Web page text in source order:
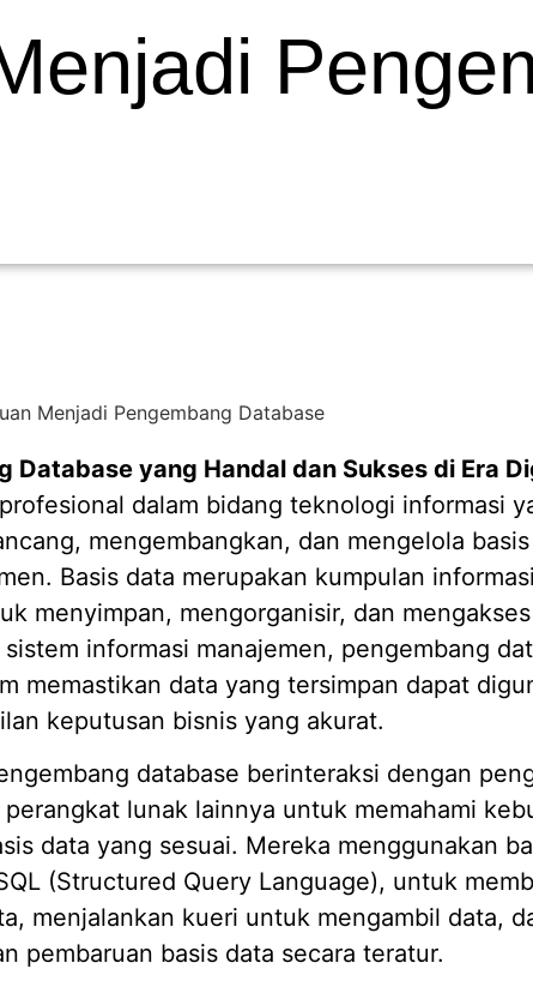
Database yang Handal dan Sukses di Era
dalam bidang teknologi informasi
mengembangkan, dan mengelola
Basis data merupakan kumpulan
menyimpan, mengorganisir, dan
informasi manajemen, pengembang
memastikan data yang tersimpan dapat
keputusan bisnis yang akurat.
database berinteraksi dengan
lunak lainnya untuk memahami
data yang sesuai. Mereka menggunakan
(Structured Query Language), untuk
menjalankan kueri untuk mengambil data,
pembaruan basis data secara teratur.